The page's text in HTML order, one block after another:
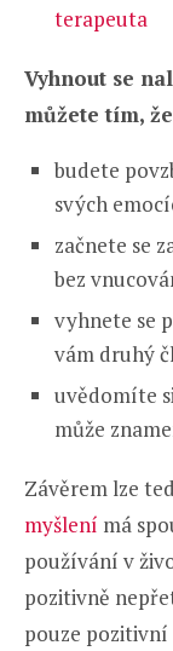
terapeuta
Vyhnout se
můžete tím,
budete
svých
začnete se
bez
vyhnete se
vám druhý
uvědomíte
může
Závěrem lze
myšlení má
používání v
pozitivně
pouze pozitivní